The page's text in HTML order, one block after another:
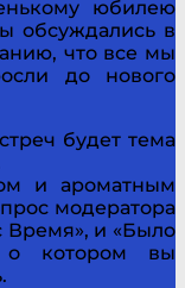
юбилею
обсуждались в
что все мы
до нового
будет тема
и ароматным
модератора
Время», и «Было
котором вы